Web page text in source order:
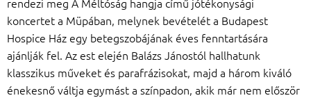
koncertet a Müpában, melynek bevételét a Budapest
Hospice Ház egy betegszobájának éves fenntartására
ajánlják fel. Az est elején Balázs Jánostól hallhatunk
klasszikus műveket és parafrázisokat, majd a három kiváló
énekesnő váltja egymást a színpadon, akik már nem először